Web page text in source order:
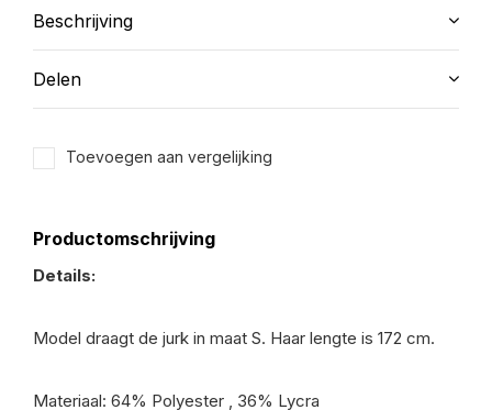
Beschrijving
Delen
Toevoegen aan vergelijking
Productomschrijving
Details:
Model draagt de jurk in maat S. Haar lengte is 172 cm.
Materiaal: 64% Polyester , 36% Lycra